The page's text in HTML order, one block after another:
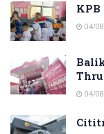
KPB
04/
Thru
04/